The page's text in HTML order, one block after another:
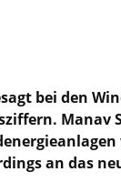
bei den
an das